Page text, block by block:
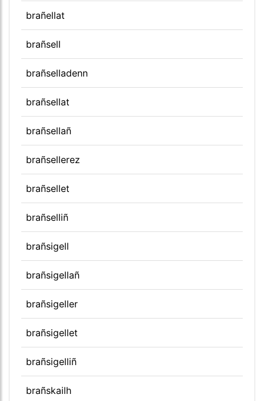
brañellat
brañsell
brañselladenn
brañsellat
brañsellañ
brañsellerez
brañsellet
brañselliñ
brañsigell
brañsigellañ
brañsigeller
brañsigellet
brañsigelliñ
brañskailh